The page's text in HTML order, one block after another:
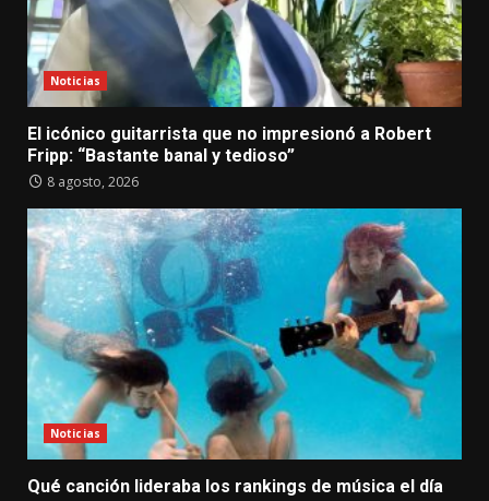
Noticias
El icónico guitarrista que no impresionó a Robert
Fripp: “Bastante banal y tedioso”
8 agosto, 2026
Noticias
Qué canción lideraba los rankings de música el día